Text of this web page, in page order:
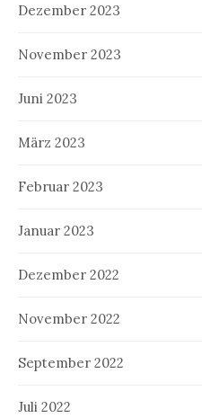
Dezember 2023
November 2023
Juni 2023
März 2023
Februar 2023
Januar 2023
Dezember 2022
November 2022
September 2022
Juli 2022